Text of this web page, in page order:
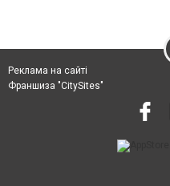
Реклама на сайті
Франшиза "CitySites"